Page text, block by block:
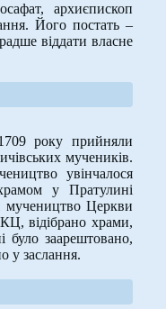
архиєпископ
Його постать –
віддати власне
року прийняли
мучеників.
увінчалося
у Пратулині
мучеництво Церкви
відібрано храми,
було заарештовано,
у заслання.